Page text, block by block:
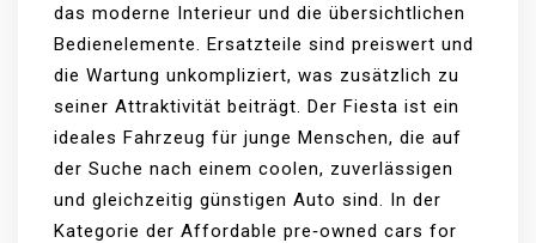
das moderne Interieur und die übersichtlichen
Bedienelemente. Ersatzteile sind preiswert und
die Wartung unkompliziert, was zusätzlich zu
seiner Attraktivität beiträgt. Der Fiesta ist ein
ideales Fahrzeug für junge Menschen, die auf
der Suche nach einem coolen, zuverlässigen
und gleichzeitig günstigen Auto sind. In der
Kategorie der Affordable pre‑owned cars for